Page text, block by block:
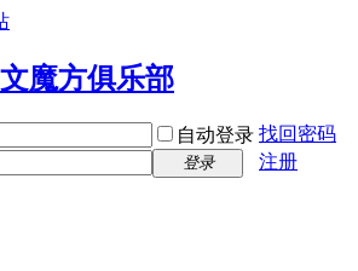
自动登录 找回密码
登录
注册